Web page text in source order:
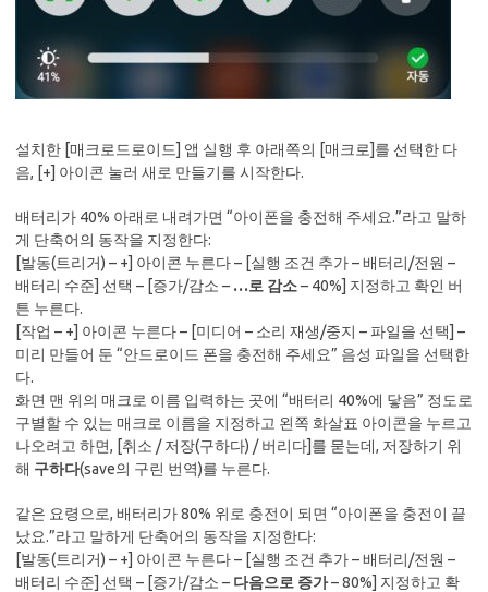
설치한 [매크로드로이드] 앱 실행 후 아래쪽의 [매크로]를 선택한 다
음, [+] 아이콘 눌러 새로 만들기를 시작한다.
배터리가 40% 아래로 내려가면 “아이폰을 충전해 주세요.”라고 말하
게 단축어의 동작을 지정한다:
[발동(트리거) – +] 아이콘 누른다 – [실행 조건 추가 – 배터리/전원 –
배터리 수준] 선택 – [증가/감소 – …로 감소– 40%] 지정하고 확인 버
튼 누른다.
[작업 – +] 아이콘 누른다 – [미디어 – 소리 재생/중지 – 파일을 선택] –
미리 만들어 둔 “안드로이드 폰을 충전해 주세요” 음성 파일을 선택한
다.
화면 맨 위의 매크로 이름 입력하는 곳에 “배터리 40%에 닿음” 정도로
구별할 수 있는 매크로 이름을 지정하고 왼쪽 화살표 아이콘을 누르고
나오려고 하면, [취소 / 저장(구하다) / 버리다]를 묻는데, 저장하기 위
해 구하다(save의 구린 번역)를 누른다.
같은 요령으로, 배터리가 80% 위로 충전이 되면 “아이폰을 충전이 끝
났요.”라고 말하게 단축어의 동작을 지정한다:
[발동(트리거) – +] 아이콘 누른다 – [실행 조건 추가 – 배터리/전원 –
배터리 수준] 선택 – [증가/감소 – 다음으로 증가– 80%] 지정하고 확